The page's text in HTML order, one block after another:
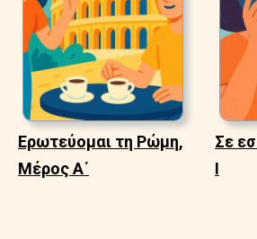
Ερωτεύομαι τη Ρώμη,
Μέρος Α΄
Σε
Ι